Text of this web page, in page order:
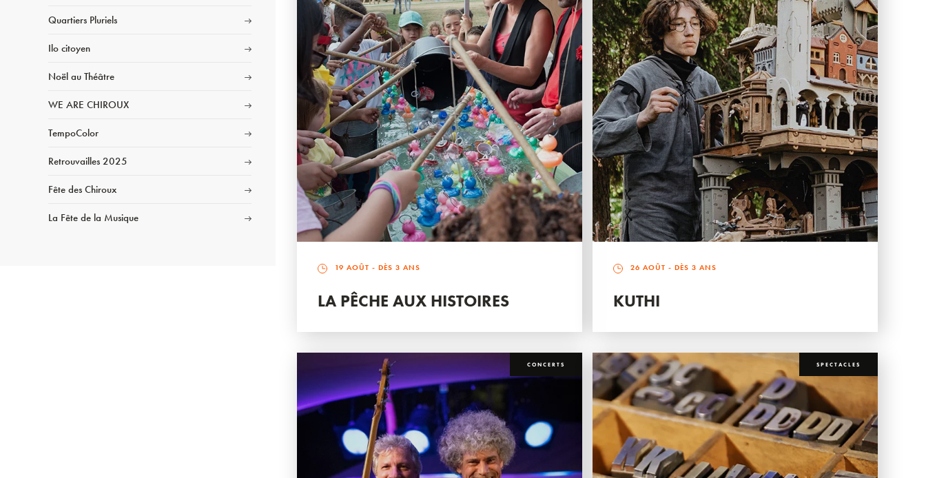
Quartiers Pluriels
Ilo citoyen
Noël au Théâtre
WE ARE CHIROUX
TempoColor
Retrouvailles 2025
Fête des Chiroux
La Fête de la Musique
19 AOÛT - DÈS 3 ANS
LA PÊCHE AUX HISTOIRES
26 AOÛT - DÈS 3 ANS
KUTHI
CONCERTS SPECTACLES